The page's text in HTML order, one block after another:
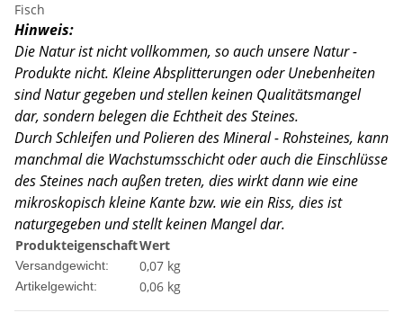
Fisch
Hinweis:
Die Natur ist nicht vollkommen, so auch unsere Natur -
Produkte nicht. Kleine Absplitterungen oder Unebenheiten
sind Natur gegeben und stellen keinen Qualitätsmangel
dar, sondern belegen die Echtheit des Steines.
Durch Schleifen und Polieren des Mineral - Rohsteines, kann
manchmal die Wachstumsschicht oder auch die Einschlüsse
des Steines nach außen treten, dies wirkt dann wie eine
mikroskopisch kleine Kantebzw. wie ein Riss, dies ist
naturgegeben und stellt keinen Mangel dar.
ProdukteigenschaftWert
Versandgewicht: 0,07 kg
Artikelgewicht: 0,06 kg